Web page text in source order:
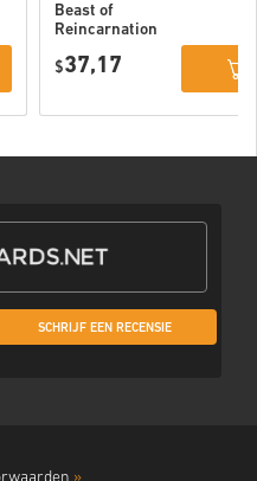
Beast of
Reincarnation
$37,17
SCHRIJF EEN RECENSIE